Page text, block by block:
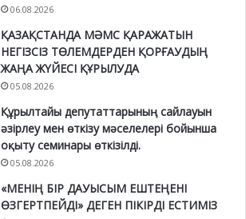
06.08.2026
ҚАЗАҚСТАНДА МӘМС ҚАРАЖАТЫН
НЕГІЗСІЗ ТӨЛЕМДЕРДЕН ҚОРҒАУДЫҢ
ЖАҢА ЖҮЙЕСІ ҚҰРЫЛУДА
05.08.2026
Құрылтайы депутаттарының сайлауын
әзірлеу мен өткізу мәселелері бойынша
оқыту семинары өткізілді.
05.08.2026
«МЕНІҢ БІР ДАУЫСЫМ ЕШТЕҢЕНІ
ӨЗГЕРТПЕЙДІ» ДЕГЕН ПІКІРДІ ЕСТИМІЗ